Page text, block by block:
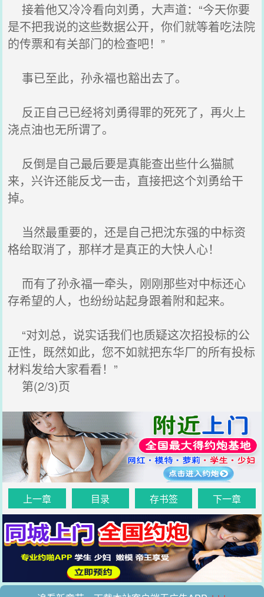
接着他又冷冷看向刘勇，大声道：“今天你要
是不把我说的这些数据公开，你们就等着吃法院
的传票和有关部门的检查吧！”
事已至此，孙永福也豁出去了。
反正自己已经将刘勇得罪的死死了，再火上
浇点油也无所谓了。
反倒是自己最后要是真能查出些什么猫腻
来，兴许还能反戈一击，直接把这个刘勇给干
掉。
当然最重要的，还是自己把沈东强的中标资
格给取消了，那样才是真正的大快人心！
而有了孙永福一牵头，刚刚那些对中标还心
存希望的人，也纷纷站起身跟着附和起来。
“对刘总，说实话我们也质疑这次招投标的公
正性，既然如此，您不如就把东华厂的所有投标
材料发给大家看看！”
第(2/3)页
上一章 目录 存书签 下一章